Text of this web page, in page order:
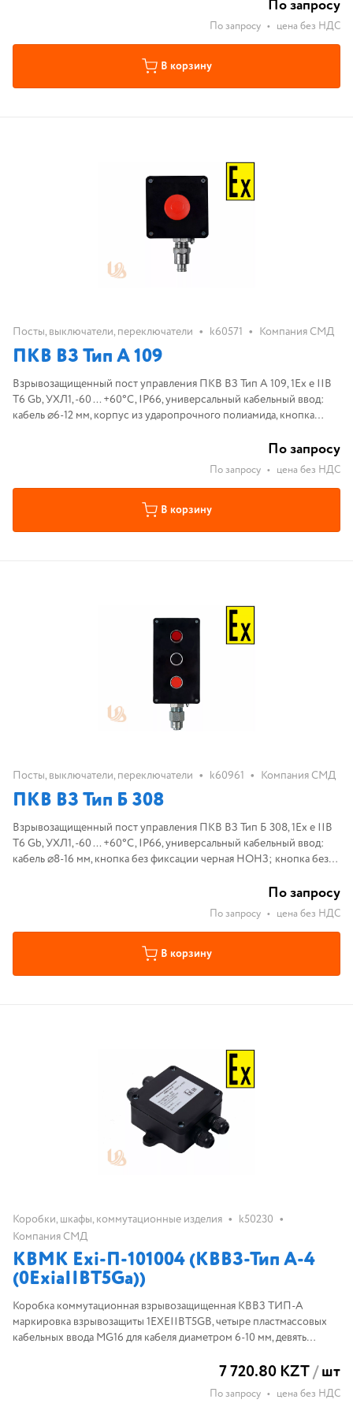
По запросу
По запросу • цена без НДС
В корзину
Посты, выключатели, переключатели • k60571 • Компания СМД
ПКВ ВЗ Тип А 109
Взрывозащищенный пост управления ПКВ ВЗ Тип А 109, 1Ex e IIB
T6 Gb, УХЛ1, -60 ... +60°С, IP66, универсальный кабельный ввод:
кабель ⌀6-12 мм, корпус из ударопрочного полиамида, кнопка
По запросу
По запросу • цена без НДС
В корзину
Посты, выключатели, переключатели • k60961 • Компания СМД
ПКВ ВЗ Тип Б 308
Взрывозащищенный пост управления ПКВ ВЗ Тип Б 308, 1Ex e IIB
T6 Gb, УХЛ1, -60 ... +60°С, IP66, универсальный кабельный ввод:
кабель ⌀8-16 мм, кнопка без фиксации черная НОНЗ; кнопка без
По запросу
По запросу • цена без НДС
В корзину
Коробки, шкафы, коммутационные изделия • k50230 •
Компания СМД
КВМК Exi-П-101004 (КВВЗ-Тип А-4
(0ExiaIIBT5Ga))
Коробка коммутационная взрывозащищенная КВВЗ ТИП-А
маркировка взрывозащиты 1EXEIIBT5GB, четыре пластмассовых
кабельных ввода MG16 для кабеля диаметром 6-10 мм, девять
7 720.80 KZT/шт
По запросу • цена без НДС